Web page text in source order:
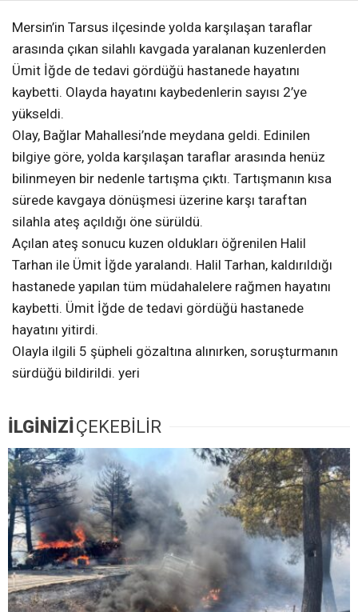
Mersin’in Tarsus ilçesinde yolda karşılaşan taraflar
arasında çıkan silahlı kavgada yaralanan kuzenlerden
Ümit İğde de tedavi gördüğü hastanede hayatını
kaybetti. Olayda hayatını kaybedenlerin sayısı 2’ye
yükseldi.
Olay, Bağlar Mahallesi’nde meydana geldi. Edinilen
bilgiye göre, yolda karşılaşan taraflar arasında henüz
bilinmeyen bir nedenle tartışma çıktı. Tartışmanın kısa
sürede kavgaya dönüşmesi üzerine karşı taraftan
silahla ateş açıldığı öne sürüldü.
Açılan ateş sonucu kuzen oldukları öğrenilen Halil
Tarhan ile Ümit İğde yaralandı. Halil Tarhan, kaldırıldığı
hastanede yapılan tüm müdahalelere rağmen hayatını
kaybetti. Ümit İğde de tedavi gördüğü hastanede
hayatını yitirdi.
Olayla ilgili 5 şüpheli gözaltına alınırken, soruşturmanın
sürdüğü bildirildi. yeri
İLGİNİZİÇEKEBİLİR